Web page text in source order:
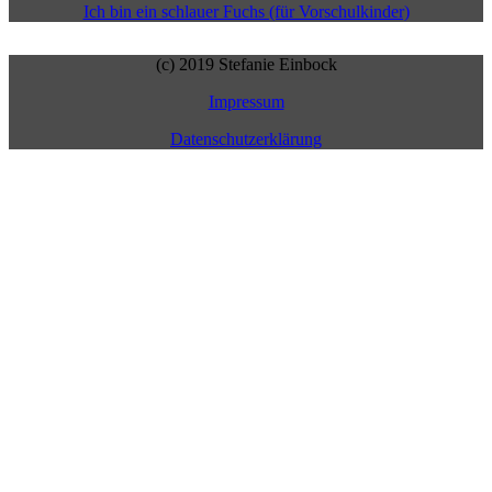
Ich bin ein schlauer Fuchs (für Vorschulkinder)
(c) 2019 Stefanie Einbock
Impressum
Datenschutzerklärung